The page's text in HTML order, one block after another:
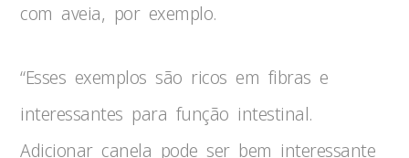
com aveia, por exemplo.
“Esses exemplos são ricos em fibras e
interessantes para função intestinal.
Adicionar canela pode ser bem interessante